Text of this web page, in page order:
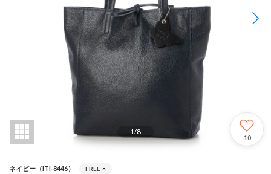
1/8
10
ネイビー（ITI-8446） FREE ○